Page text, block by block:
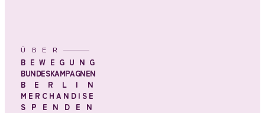
ÜBER
BEWEGUNG
BUNDESKAMPAGNEN
BERLIN
MERCHANDISE
SPENDEN